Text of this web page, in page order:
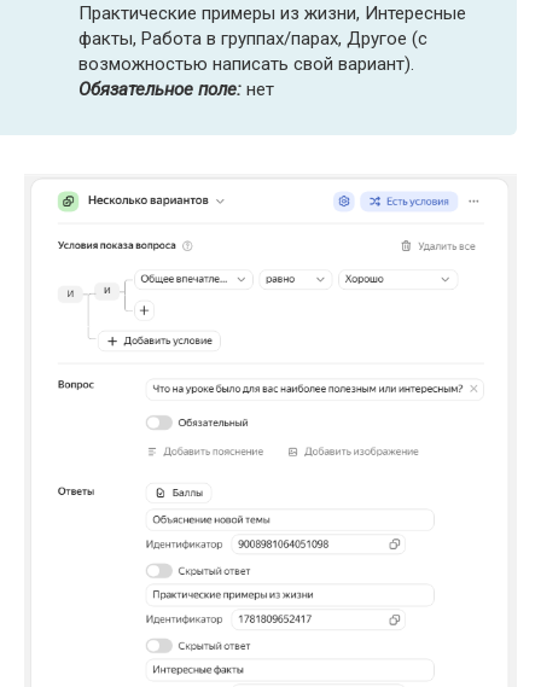
Практические примеры из жизни, Интересные
факты, Работа в группах/парах, Другое (с
возможностью написать свой вариант).
Обязательное поле: нет